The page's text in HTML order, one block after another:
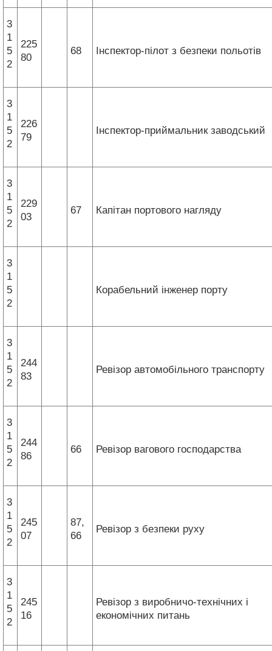
3
1
5
2
225
80
68 Інспектор-пілот з безпеки польотів
3
1
5
2
226
79
Інспектор-приймальник заводський
3
1
5
2
229
03
67 Капітан портового нагляду
3
1
5
2
Корабельний інженер порту
3
1
5
2
244
83
Ревізор автомобільного транспорту
3
1
5
2
244
86
66 Ревізор вагового господарства
3
1
5
2
245
07
87,
66
Ревізор з безпеки руху
3
1
5
2
245
16
Ревізор з виробничо-технічних і
економічних питань